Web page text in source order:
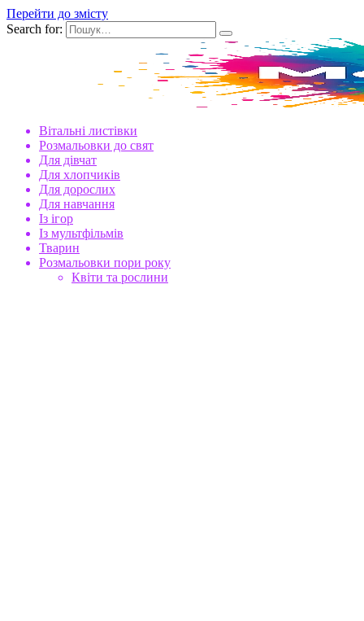
Перейти до змісту
Search for:
Вітальні листівки
Розмальовки до свят
Для дівчат
Для хлопчиків
Для дорослих
Для навчання
Із ігор
Із мультфільмів
Тварин
Розмальовки пори року
Квіти та рослини